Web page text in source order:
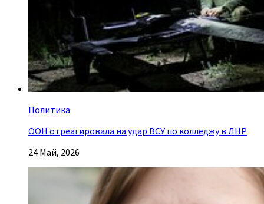
Политика
ООН отреагировала на удар ВСУ по колледжу в ЛНР
24 Май, 2026